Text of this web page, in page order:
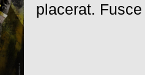
placerat.